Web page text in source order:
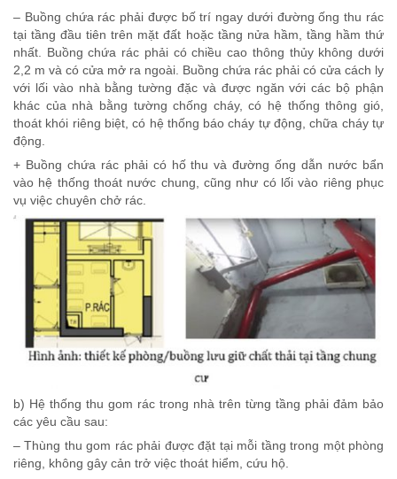
– Buồng chứa rác phải được bố trí ngay dưới đường ống thu rác
tại tầng đầu tiên trên mặt đất hoặc tầng nửa hầm, tầng hầm thứ
nhất. Buồng chứa rác phải có chiều cao thông thủy không dưới
2,2 m và có cửa mở ra ngoài. Buồng chứa rác phải có cửa cách ly
với lối vào nhà bằng tường đặc và được ngăn với các bộ phận
khác của nhà bằng tường chống cháy, có hệ thống thông gió,
thoát khói riêng biệt, có hệ thống báo cháy tự động, chữa cháy tự
động.
+ Buồng chứa rác phải có hố thu và đường ống dẫn nước bẩn
vào hệ thống thoát nước chung, cũng như có lối vào riêng phục
vụ việc chuyên chở rác.
b) Hệ thống thu gom rác trong nhà trên từng tầng phải đảm bảo
các yêu cầu sau:
– Thùng thu gom rác phải được đặt tại mỗi tầng trong một phòng
riêng, không gây cản trở việc thoát hiểm, cứu hộ.